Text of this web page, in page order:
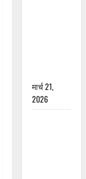
मार्च 21,
2026